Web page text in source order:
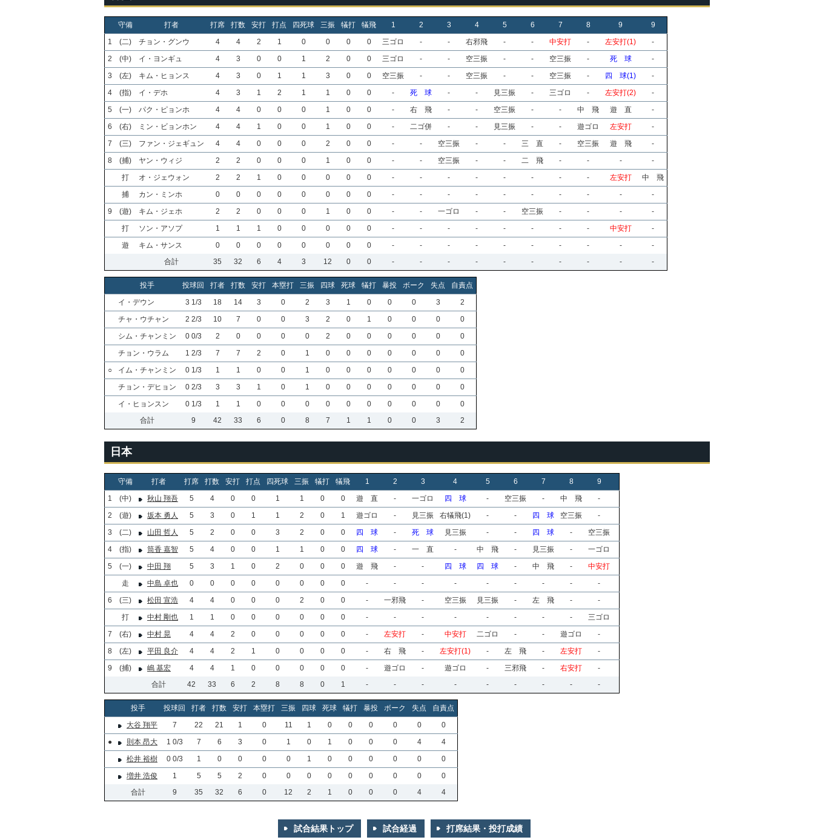
守備 打者 打席 打数 安打 打点 四死球 三振 犠打 犠飛 1 2 3 4 5 6 7 8 9
9
1
(二) チョン・グンウ 4 4 2 1 0 0 0 0 三ゴロ - - 右邪飛 - - 中安打 - 左安打(1)
-
2
(中) イ・ヨンギュ 4 3 0 0 1 2 0 0 三ゴロ - - 空三振 - - 空三振 - 死 球
-
3
(左) キム・ヒョンス 4 3 0 1 1 3 0 0 空三振 - - 空三振 - - 空三振 - 四 球(1)
-
4
(指) イ・デホ 4 3 1 2 1 1 0 0 - 死 球 - - 見三振 - 三ゴロ - 左安打(2)
-
5
(一) パク・ピョンホ 4 4 0 0 0 1 0 0 - 右 飛 - - 空三振 - - 中 飛 遊 直
-
6
(右) ミン・ビョンホン 4 4 1 0 0 1 0 0 - 二ゴ併 - - 見三振 - - 遊ゴロ 左安打
-
7
(三) ファン・ジェギュン 4 4 0 0 0 2 0 0 - - 空三振 - - 三 直 - 空三振 遊 飛
-
8
(捕) ヤン・ウィジ 2 2 0 0 0 1 0 0 - - 空三振 - - 二 飛 - - -
-
打
オ・ジェウォン 2 2 1 0 0 0 0 0 - - - - - - - - 左安打
中 飛
捕
カン・ミンホ 0 0 0 0 0 0 0 0 - - - - - - - - -
-
9
(遊) キム・ジェホ 2 2 0 0 0 1 0 0 - - 一ゴロ - - 空三振 - - -
-
打
ソン・アソプ 1 1 1 0 0 0 0 0 - - - - - - - - 中安打
-
遊
キム・サンス 0 0 0 0 0 0 0 0 - - - - - - - - -
-
合計
35 32 6 4 3 12 0 0 - - - - - - - - - -
投手 投球回 打者 打数 安打 本塁打 三振 四球 死球 犠打 暴投 ボーク 失点
自責点
イ・デウン
3 1/3 18 14 3 0 2 3 1 0 0 0 3
2
チャ・ウチャン
2 2/3 10 7 0 0 3 2 0 1 0 0 0
0
シム・チャンミン
0 0/3 2 0 0 0 0 2 0 0 0 0 0
0
チョン・ウラム
1 2/3 7 7 2 0 1 0 0 0 0 0 0
0
○
イム・チャンミン 0 1/3 1 1 0 0 1 0 0 0 0 0 0
0
チョン・デヒョン
0 2/3 3 3 1 0 1 0 0 0 0 0 0
0
イ・ヒョンスン
0 1/3 1 1 0 0 0 0 0 0 0 0 0
0
合計
9 42 33 6 0 8 7 1 1 0 0 3 2
日本
守備 打者 打席 打数 安打 打点 四死球 三振 犠打 犠飛 1 2 3 4 5 6 7 8
9
1
(中) 秋山 翔吾 5 4 0 0 1 1 0 0 遊 直 - 一ゴロ 四 球 - 空三振 - 中 飛
-
2
(遊) 坂本 勇人 5 3 0 1 1 2 0 1 遊ゴロ - 見三振 右犠飛(1) - - 四 球 空三振
-
3
(二) 山田 哲人 5 2 0 0 3 2 0 0 四 球 - 死 球 見三振 - - 四 球 -
空三振
4
(指) 筒香 嘉智 5 4 0 0 1 1 0 0 四 球 - 一 直 - 中 飛 - 見三振 -
一ゴロ
5
(一) 中田 翔 5 3 1 0 2 0 0 0 遊 飛 - - 四 球 四 球 - 中 飛 -
中安打
走
中島 卓也 0 0 0 0 0 0 0 0 - - - - - - - -
-
6
(三) 松田 宣浩 4 4 0 0 0 2 0 0 - 一邪飛 - 空三振 見三振 - 左 飛 -
-
打
中村 剛也 1 1 0 0 0 0 0 0 - - - - - - - -
三ゴロ
7
(右) 中村 晃 4 4 2 0 0 0 0 0 - 左安打 - 中安打 二ゴロ - - 遊ゴロ
-
8
(左) 平田 良介 4 4 2 1 0 0 0 0 - 右 飛 - 左安打(1) - 左 飛 - 左安打
-
9
(捕) 嶋 基宏 4 4 1 0 0 0 0 0 - 遊ゴロ - 遊ゴロ - 三邪飛 - 右安打
-
合計
42 33 6 2 8 8 0 1 - - - - - - - - -
投手 投球回 打者 打数 安打 本塁打 三振 四球 死球 犠打 暴投 ボーク 失点
自責点
大谷 翔平
7 22 21 1 0 11 1 0 0 0 0 0
0
●
則本 昂大 1 0/3 7 6 3 0 1 0 1 0 0 0 4
4
松井 裕樹
0 0/3 1 0 0 0 0 1 0 0 0 0 0
0
増井 浩俊
1 5 5 2 0 0 0 0 0 0 0 0
0
合計
9 35 32 6 0 12 2 1 0 0 0 4 4
試合結果トップ 試合経過 打席結果・投打成績